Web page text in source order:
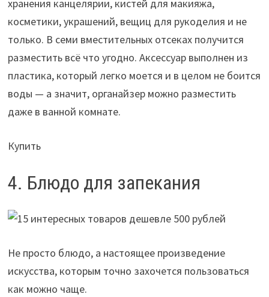
хранения канцелярии, кистей для макияжа,
косметики, украшений, вещиц для рукоделия и не
только. В семи вместительных отсеках получится
разместить всё что угодно. Аксессуар выполнен из
пластика, который легко моется и в целом не боится
воды — а значит, органайзер можно разместить
даже в ванной комнате.
Купить
4. Блюдо для запекания
Не просто блюдо, а настоящее произведение
искусства, которым точно захочется пользоваться
как можно чаще.